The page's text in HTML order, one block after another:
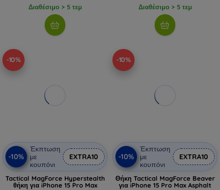
Διαθέσιμο > 5 τεμ Διαθέσιμο > 5 τεμ
-10%
-10%
Έκπτωση
με
κουπόνι
EXTRA10
Tactical MagForce Hyperstealth
θήκη για iPhone 15 Pro Max
-10%
-10%
Έκπτωση
με
κουπόνι
EXTRA10
Θήκη Tactical MagForce Beaver
για iPhone 15 Pro Max Asphalt